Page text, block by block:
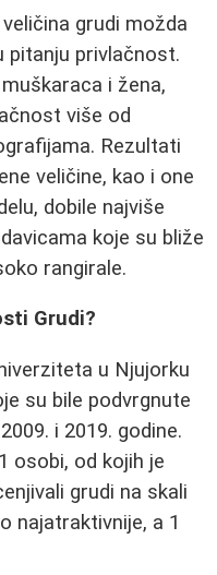
grudi možda
pitanju privlačnost.
i žena,
više od
Rezultati
veličine, kao i one
dobile najviše
koje su bliže
rangirale.
Grudi?
u Njujorku
su bile podvrgnute
i 2019. godine.
osobi, od kojih je
grudi na skali
najatraktivnije, a 1